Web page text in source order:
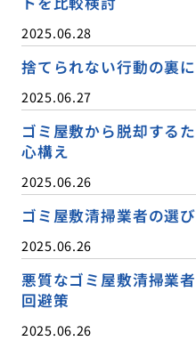
2025.06.28
捨てられない行動の裏
2025.06.27
ゴミ屋敷から脱却する
心構え
2025.06.26
ゴミ屋敷清掃業者の選
2025.06.26
悪質なゴミ屋敷清掃業
回避策
2025.06.26